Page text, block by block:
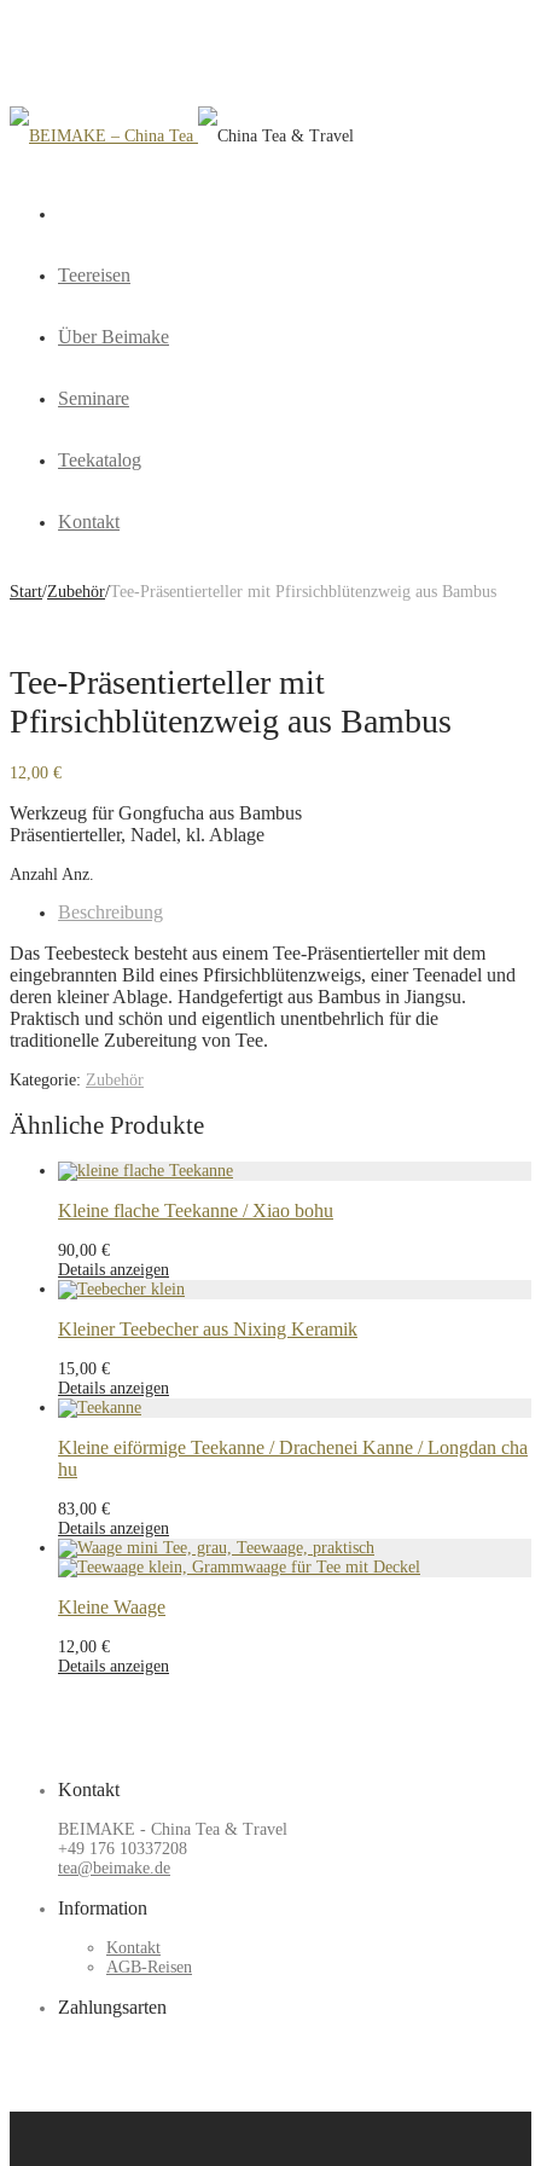
Teereisen
Über Beimake
Seminare
Teekatalog
Kontakt
Start/Zubehör/Tee-Präsentierteller mit Pfirsichblütenzweig aus Bambus
Tee-Präsentierteller mit
Pfirsichblütenzweig aus Bambus
12,00 €
Werkzeug für Gongfucha aus Bambus
Präsentierteller, Nadel, kl. Ablage
Anzahl Anz.
Beschreibung
Das Teebesteck besteht aus einem Tee-Präsentierteller mit dem
eingebrannten Bild eines Pfirsichblütenzweigs, einer Teenadel und
deren kleiner Ablage. Handgefertigt aus Bambus in Jiangsu.
Praktisch und schön und eigentlich unentbehrlich für die
traditionelle Zubereitung von Tee.
Kategorie: Zubehör
Ähnliche Produkte
Kleine flache Teekanne / Xiao bohu
90,00 €
Details anzeigen
Kleiner Teebecher aus Nixing Keramik
15,00 €
Details anzeigen
Kleine eiförmige Teekanne / Drachenei Kanne / Longdan cha
hu
83,00 €
Details anzeigen
Kleine Waage
12,00 €
Details anzeigen
Kontakt
BEIMAKE - China Tea & Travel
+49 176 10337208
tea@beimake.de
Information
Kontakt
AGB-Reisen
Zahlungsarten